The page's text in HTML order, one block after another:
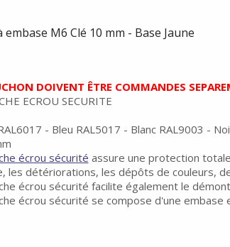
embase M6 Clé 10 mm - Base Jaune
DOIVENT ÊTRE COMMANDES
ECROU SECURITE
- Bleu RAL5017 - Blanc RAL9003 -
écrou sécurité assure une protection
les détériorations, les dépôts de couleurs,
écrou sécurité facilite également le
écrou sécurité se compose d'une